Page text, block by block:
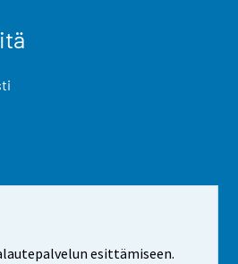
esittämiseen.